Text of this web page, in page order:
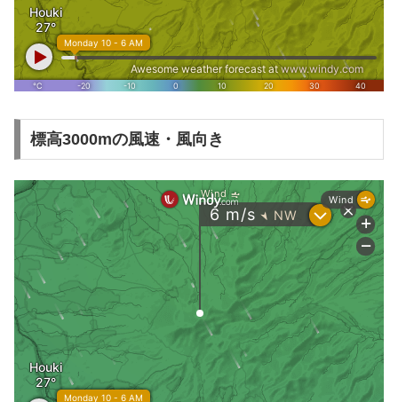
標高3000mの風速・風向き